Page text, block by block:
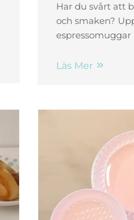
Har du svårt att
och smaken?
espressomuggar
temperatur –
Läs Mer